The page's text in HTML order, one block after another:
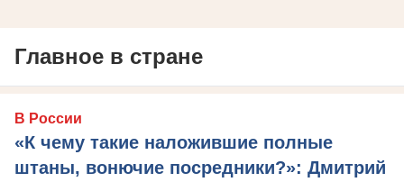
Главное в стране
В России
«К чему такие наложившие полные
штаны, вонючие посредники?»: Дмитрий